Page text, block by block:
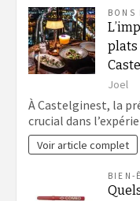
BONS
plats
Joel
À Castelginest, la
crucial dans
Voir article complet
BIEN-